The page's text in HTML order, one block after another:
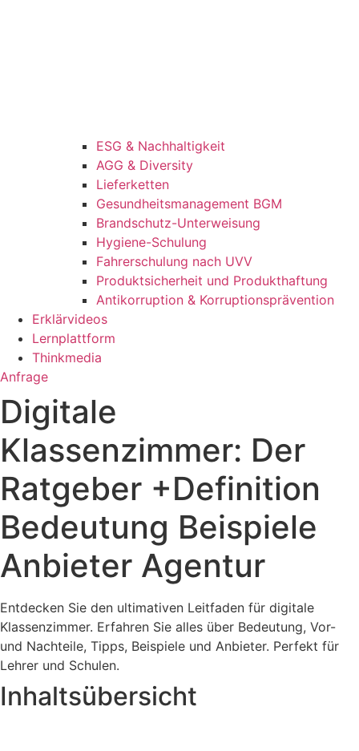
ESG & Nachhaltigkeit
AGG & Diversity
Lieferketten
Gesundheitsmanagement BGM
Brandschutz-Unterweisung
Hygiene-Schulung
Fahrerschulung nach UVV
Produktsicherheit und Produkthaftung
Antikorruption & Korruptionsprävention
Erklärvideos
Lernplattform
Thinkmedia
Anfrage
Digitale
Klassenzimmer: Der
Ratgeber +Definition
Bedeutung Beispiele
Anbieter Agentur
Entdecken Sie den ultimativen Leitfaden für digitale
Klassenzimmer. Erfahren Sie alles über Bedeutung, Vor-
und Nachteile, Tipps, Beispiele und Anbieter. Perfekt für
Lehrer und Schulen.
Inhaltsübersicht